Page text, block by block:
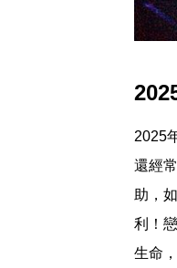
2025
還經
助，
利！
生命